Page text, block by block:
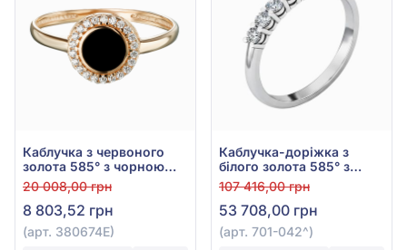
Каблучка з червоного
золота 585° з чорною
емаллю та фіанітом/
куб.цирконієм, арт.
380674Е
20 008,00 грн
8 803,52 грн
(арт. 380674Е)
Каблучка-доріжка з
білого золота 585° з
діамантами 0,3ct, арт.
701-042
107 416,00 грн
53 708,00 грн
(арт. 701-042^)